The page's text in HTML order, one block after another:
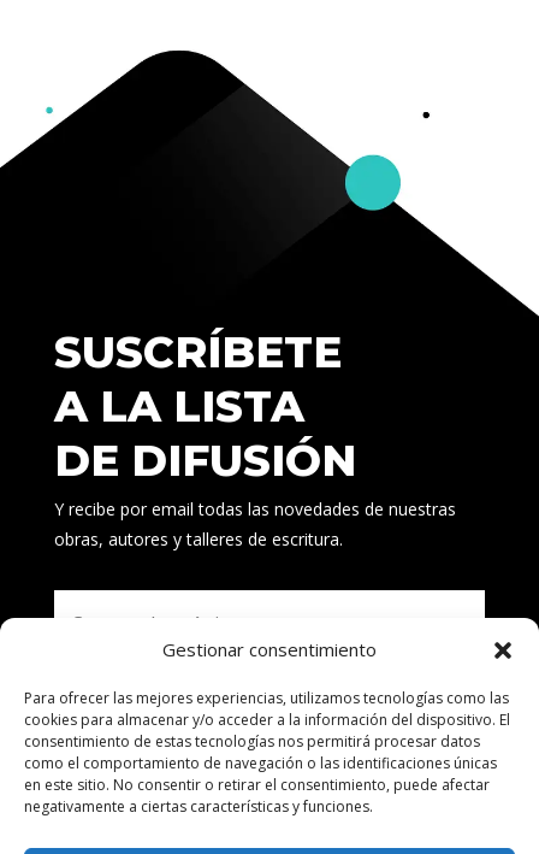
Gestionar consentimiento
Para ofrecer las mejores experiencias, utilizamos tecnologías como las
cookies para almacenar y/o acceder a la información del dispositivo. El
consentimiento de estas tecnologías nos permitirá procesar datos
como el comportamiento de navegación o las identificaciones únicas
en este sitio. No consentir o retirar el consentimiento, puede afectar
negativamente a ciertas características y funciones.
SUSCRÍBETE
A LA LISTA
DE DIFUSIÓN
Y recibe por email todas las novedades de nuestras
obras, autores y talleres de escritura.
Suscribirse